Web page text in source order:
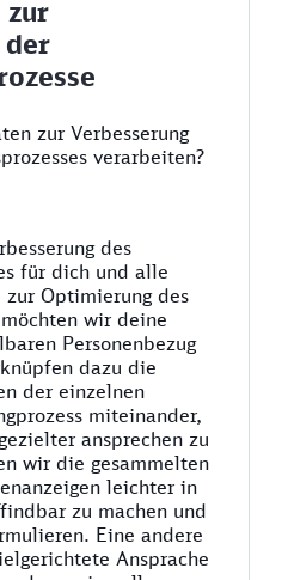
zur
der
zur Verbesserung
verarbeiten?
des
für dich und alle
Optimierung des
wir deine
Personenbezug
dazu die
der einzelnen
miteinander,
ansprechen zu
wir die gesammelten
leichter in
zu machen und
Eine andere
Ansprache